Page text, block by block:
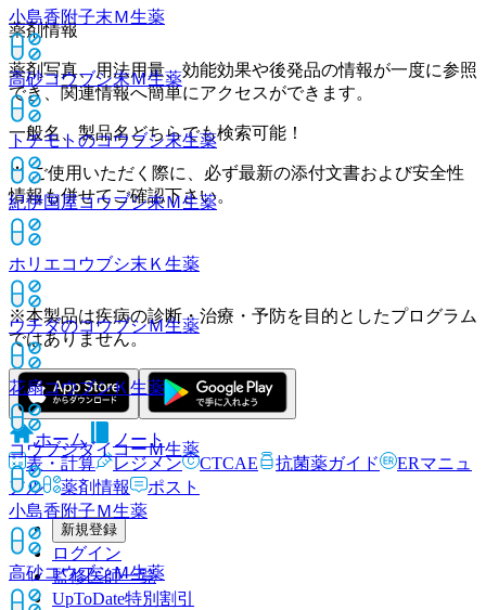
小島香附子末Ｍ生薬
高砂コウブシ末Ｍ生薬
トチモトのコウブシ末生薬
紀伊国屋コウブシ末Ｍ生薬
ホリエコウブシ末Ｋ 生薬
ウチダのコウブシＭ生薬
花扇コウブシＫ 生薬
コウブシダイコーＭ生薬
小島香附子Ｍ生薬
高砂コウブシＭ生薬
薬剤情報
薬剤写真、用法用量、効能効果や後発品の情報が一度に参照
でき、関連情報へ簡単にアクセスができます。
一般名、製品名どちらでも検索可能！
※ ご使用いただく際に、必ず最新の添付文書および安全性
情報も併せてご確認下さい。
※本製品は疾病の診断・治療・予防を目的としたプログラム
ではありません。
ホーム
ノート
表・計算
レジメン CTCAE 抗菌薬ガイド
ERマニュ
アル
薬剤情報 ポスト
新規登録
ログイン
監修医師一覧
UpToDate特別割引